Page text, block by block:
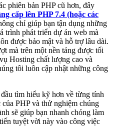
phiên bản PHP cũ hơn, đây
cấp lên PHP 7.4 (hoặc các
chỉ giúp bạn tận dụng những
trình phát triển dự án web mà
được bảo mật và hỗ trợ lâu dài.
mà trên một nền tảng được tối
Hosting chất lượng cao và
tôi luôn cập nhật những công
tìm hiểu kỹ hơn về từng tính
PHP và thử nghiệm chúng
sẽ giúp bạn nhanh chóng làm
tuyệt vời này vào công việc